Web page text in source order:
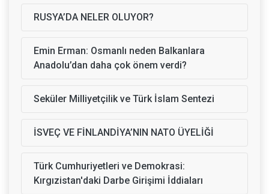
RUSYA’DA NELER OLUYOR?
Emin Erman: Osmanlı neden Balkanlara
Anadolu’dan daha çok önem verdi?
Seküler Milliyetçilik ve Türk İslam Sentezi
İSVEÇ VE FİNLANDİYA’NIN NATO ÜYELİĞİ
Türk Cumhuriyetleri ve Demokrasi:
Kırgızistan'daki Darbe Girişimi İddiaları